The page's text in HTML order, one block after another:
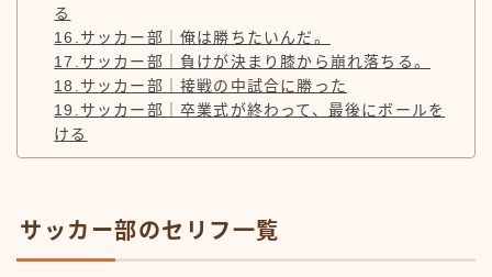
る
16.サッカー部｜俺は勝ちたいんだ。
17.サッカー部｜負けが決まり膝から崩れ落ちる。
18.サッカー部｜接戦の中試合に勝った
19.サッカー部｜卒業式が終わって、最後にボールを
ける
サッカー部のセリフ一覧